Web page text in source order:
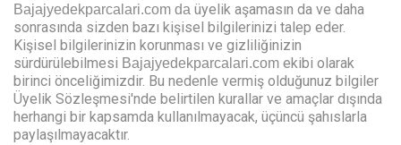
Bajajyedekparcalari.com da üyelik aşamasın da ve daha
sonrasında sizden bazı kişisel bilgilerinizi talep eder.
Kişisel bilgilerinizin korunması ve gizliliğinizin
sürdürülebilmesi Bajajyedekparcalari.com ekibi olarak
birinci önceliğimizdir. Bu nedenle vermiş olduğunuz bilgiler
Üyelik Sözleşmesi'nde belirtilen kurallar ve amaçlar dışında
herhangi bir kapsamda kullanılmayacak, üçüncü şahıslarla
paylaşılmayacaktır.